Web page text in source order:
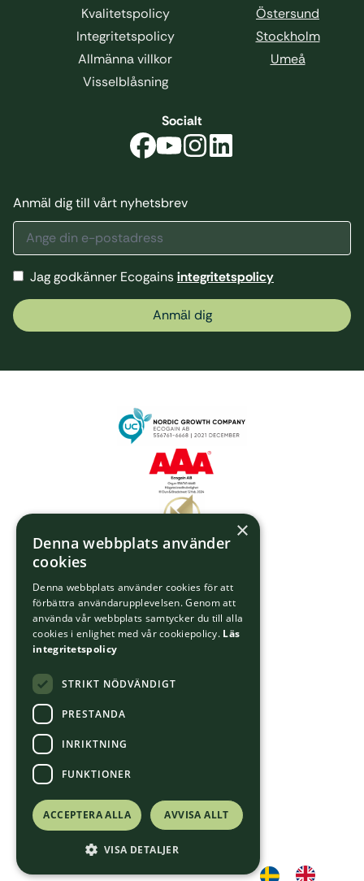
Kvalitetspolicy
Integritetspolicy
Allmänna villkor
Visselblåsning
Östersund
Stockholm
Umeå
Socialt
Anmäl dig till vårt nyhetsbrev
Jag godkänner Ecogainsintegritetspolicy
Anmäl dig
×
Denna webbplats använder
cookies
Denna webbplats använder cookies för att
förbättra användarupplevelsen. Genom att
använda vår webbplats samtycker du till alla
cookies i enlighet med vår cookiepolicy. Läs
integritetspolicy
STRIKT NÖDVÄNDIGT
PRESTANDA
INRIKTNING
FUNKTIONER
ACCEPTERA ALLA AVVISA ALLT
VISA DETALJER